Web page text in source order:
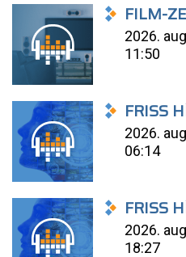
FILM-
2026.
11:50
FRISS
2026.
06:14
FRISS
2026.
18:27